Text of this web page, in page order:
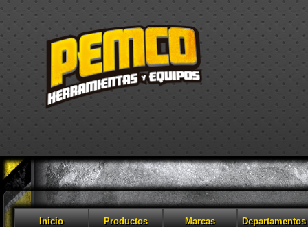
Inicio Productos Marcas Departamentos